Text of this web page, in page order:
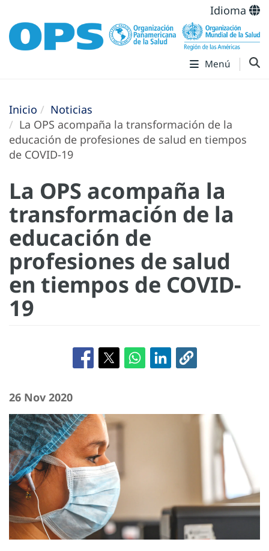
Idioma
Menú
Inicio
Noticias
La OPS acompaña la transformación de la
educación de profesiones de salud en tiempos
de COVID-19
La OPS acompaña la
transformación de la
educación de
profesiones de salud
en tiempos de COVID-
19
26 Nov 2020